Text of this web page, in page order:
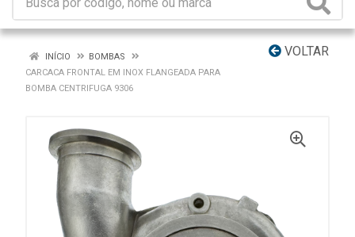
VOLTAR
INÍCIO
BOMBAS
CARCACA FRONTAL EM INOX FLANGEADA PARA
BOMBA CENTRIFUGA 9306